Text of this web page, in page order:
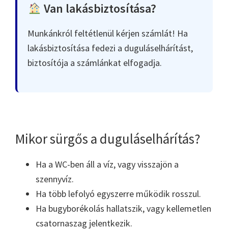
Van lakásbiztosítása?
Munkánkról feltétlenül kérjen számlát! Ha
lakásbiztosítása fedezi a duguláselhárítást,
biztosítója a számlánkat elfogadja.
Mikor sürgős a duguláselhárítás?
Ha a WC-ben áll a víz, vagy visszajön a
szennyvíz.
Ha több lefolyó egyszerre működik rosszul.
Ha bugyborékolás hallatszik, vagy kellemetlen
csatornaszag jelentkezik.